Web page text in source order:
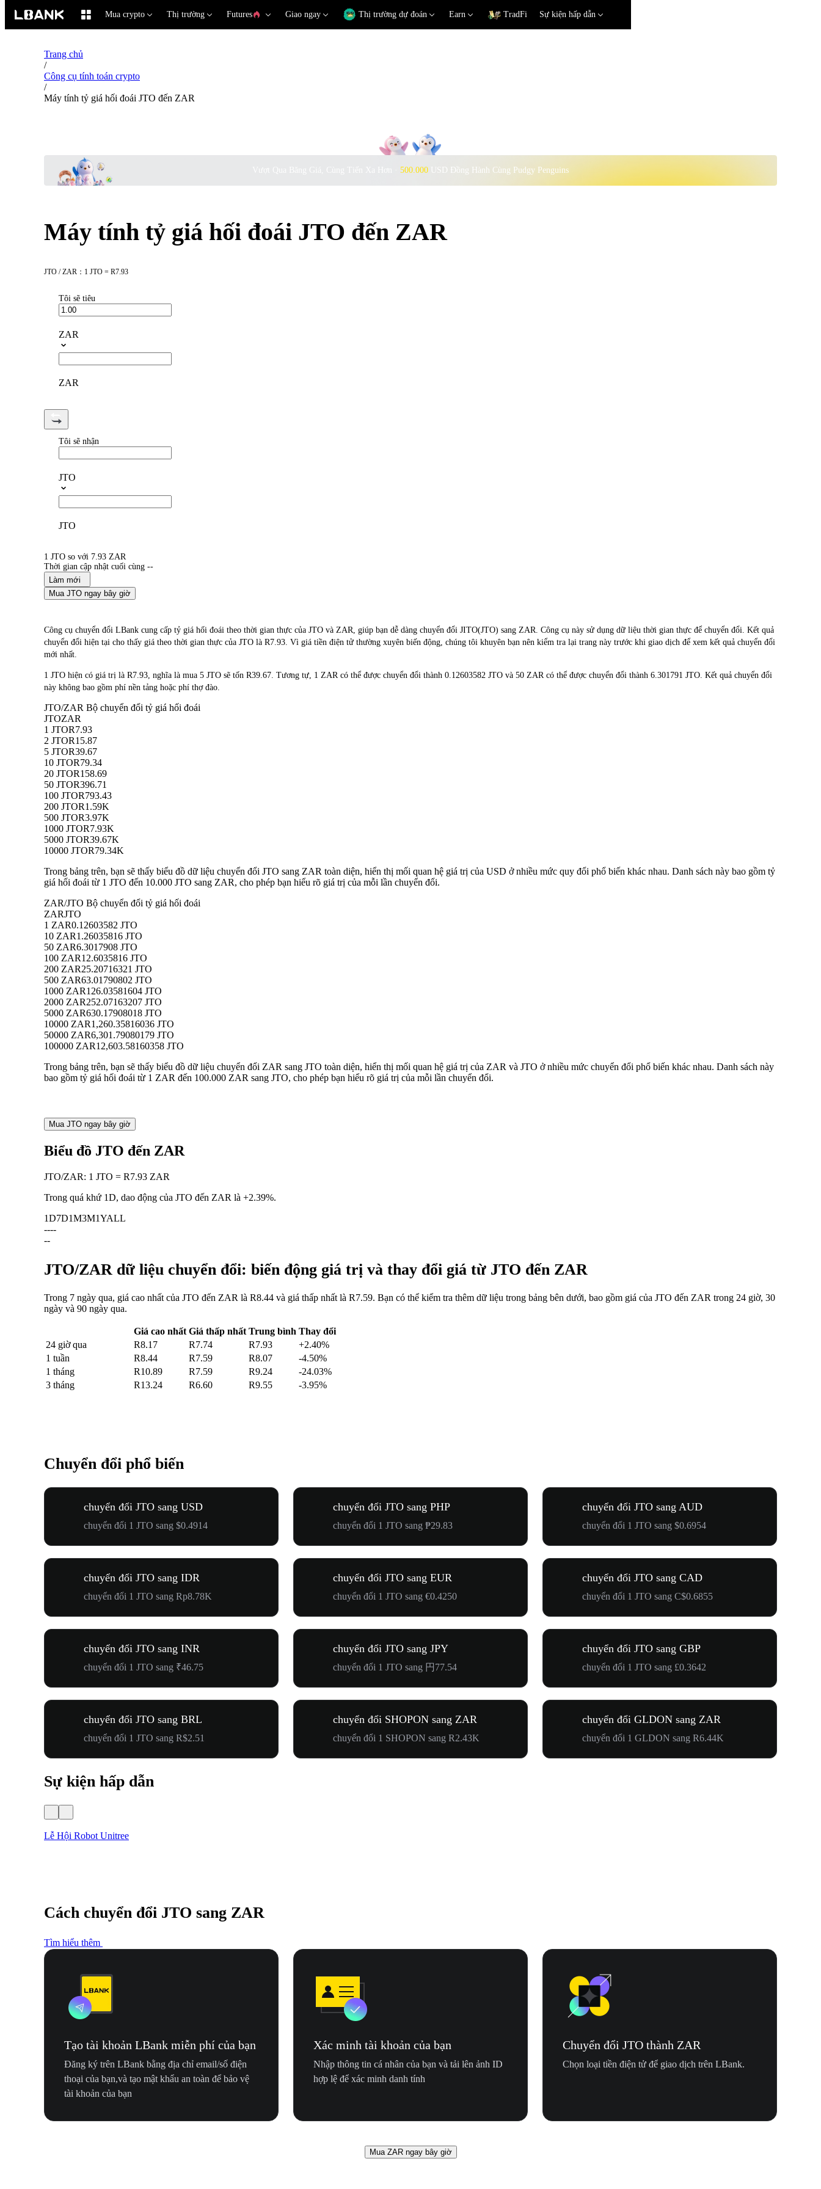
Mua crypto Thị trường Futures Giao ngay Thị trường dự đoán Earn TradFi Sự kiện hấp dẫn
Trang chủ
/
Công cụ tính toán crypto
/
Máy tính tỷ giá hối đoái JTO đến ZAR
Vượt Qua Băng Giá, Cùng Tiến Xa Hơn · 500.000 USD Đồng Hành Cùng Pudgy Penguins
Máy tính tỷ giá hối đoái JTO đến ZAR
JTO / ZAR：1 JTO = R7.93
Tôi sẽ tiêu
ZAR
ZAR
Tôi sẽ nhận
JTO
JTO
1 JTO so với 7.93 ZAR
Thời gian cập nhật cuối cùng --
Làm mới
Mua JTO ngay bây giờ
Công cụ chuyển đổi LBank cung cấp tỷ giá hối đoái theo thời gian thực của JTO và ZAR, giúp bạn dễ dàng chuyển đổi JITO(JTO) sang ZAR. Công cụ này sử dụng dữ liệu thời gian thực để chuyển đổi. Kết quả
chuyển đổi hiện tại cho thấy giá theo thời gian thực của JTO là R7.93. Vì giá tiền điện tử thường xuyên biến động, chúng tôi khuyên bạn nên kiểm tra lại trang này trước khi giao dịch để xem kết quả chuyển đổi
mới nhất.
1 JTO hiện có giá trị là R7.93, nghĩa là mua 5 JTO sẽ tốn R39.67. Tương tự, 1 ZAR có thể được chuyển đổi thành 0.12603582 JTO và 50 ZAR có thể được chuyển đổi thành 6.301791 JTO. Kết quả chuyển đổi
này không bao gồm phí nền tảng hoặc phí thợ đào.
JTO/ZAR Bộ chuyển đổi tỷ giá hối đoái
JTOZAR
1 JTOR7.93
2 JTOR15.87
5 JTOR39.67
10 JTOR79.34
20 JTOR158.69
50 JTOR396.71
100 JTOR793.43
200 JTOR1.59K
500 JTOR3.97K
1000 JTOR7.93K
5000 JTOR39.67K
10000 JTOR79.34K
Trong bảng trên, bạn sẽ thấy biểu đồ dữ liệu chuyển đổi JTO sang ZAR toàn diện, hiển thị mối quan hệ giá trị của USD ở nhiều mức quy đổi phổ biến khác nhau. Danh sách này bao gồm tỷ
giá hối đoái từ 1 JTO đến 10.000 JTO sang ZAR, cho phép bạn hiểu rõ giá trị của mỗi lần chuyển đổi.
ZAR/JTO Bộ chuyển đổi tỷ giá hối đoái
ZARJTO
1 ZAR0.12603582 JTO
10 ZAR1.26035816 JTO
50 ZAR6.3017908 JTO
100 ZAR12.6035816 JTO
200 ZAR25.20716321 JTO
500 ZAR63.01790802 JTO
1000 ZAR126.03581604 JTO
2000 ZAR252.07163207 JTO
5000 ZAR630.17908018 JTO
10000 ZAR1,260.35816036 JTO
50000 ZAR6,301.79080179 JTO
100000 ZAR12,603.58160358 JTO
Trong bảng trên, bạn sẽ thấy biểu đồ dữ liệu chuyển đổi ZAR sang JTO toàn diện, hiển thị mối quan hệ giá trị của ZAR và JTO ở nhiều mức chuyển đổi phổ biến khác nhau. Danh sách này
bao gồm tỷ giá hối đoái từ 1 ZAR đến 100.000 ZAR sang JTO, cho phép bạn hiểu rõ giá trị của mỗi lần chuyển đổi.
Mua JTO ngay bây giờ
Biểu đồ JTO đến ZAR
JTO/ZAR: 1 JTO = R7.93 ZAR
Trong quá khứ 1D, dao động của JTO đến ZAR là +2.39%.
1D7D1M3M1YALL
----
--
JTO/ZAR dữ liệu chuyển đổi: biến động giá trị và thay đổi giá từ JTO đến ZAR
Trong 7 ngày qua, giá cao nhất của JTO đến ZAR là R8.44 và giá thấp nhất là R7.59. Bạn có thể kiểm tra thêm dữ liệu trong bảng bên dưới, bao gồm giá của JTO đến ZAR trong 24 giờ, 30
ngày và 90 ngày qua.
Giá cao nhất Giá thấp nhất Trung bình Thay đổi
24 giờ qua
R8.17 R7.74 R7.93
+2.40%
1 tuần
R8.44 R7.59 R8.07
-4.50%
1 tháng
R10.89 R7.59 R9.24
-24.03%
3 tháng
R13.24 R6.60 R9.55 -3.95%
Chuyển đổi phổ biến
chuyển đổi JTO sang USD
chuyển đổi 1 JTO sang $0.4914
chuyển đổi JTO sang PHP
chuyển đổi 1 JTO sang ₱29.83
chuyển đổi JTO sang AUD
chuyển đổi 1 JTO sang $0.6954
chuyển đổi JTO sang IDR
chuyển đổi 1 JTO sang Rp8.78K
chuyển đổi JTO sang EUR
chuyển đổi 1 JTO sang €0.4250
chuyển đổi JTO sang CAD
chuyển đổi 1 JTO sang C$0.6855
chuyển đổi JTO sang INR
chuyển đổi 1 JTO sang ₹46.75
chuyển đổi JTO sang JPY
chuyển đổi 1 JTO sang 円77.54
chuyển đổi JTO sang GBP
chuyển đổi 1 JTO sang £0.3642
chuyển đổi JTO sang BRL
chuyển đổi 1 JTO sang R$2.51
chuyển đổi SHOPON sang ZAR
chuyển đổi 1 SHOPON sang R2.43K
chuyển đổi GLDON sang ZAR
chuyển đổi 1 GLDON sang R6.44K
Sự kiện hấp dẫn
Lễ Hội Robot Unitree
Cách chuyển đổi JTO sang ZAR
Tìm hiểu thêm
Tạo tài khoản LBank miễn phí của bạn
Đăng ký trên LBank bằng địa chỉ email/số điện
thoại của bạn,và tạo mật khẩu an toàn để bảo vệ
tài khoản của bạn
Xác minh tài khoản của bạn
Nhập thông tin cá nhân của bạn và tải lên ảnh ID
hợp lệ để xác minh danh tính
Chuyển đổi JTO thành ZAR
Chọn loại tiền điện tử để giao dịch trên LBank.
Mua ZAR ngay bây giờ